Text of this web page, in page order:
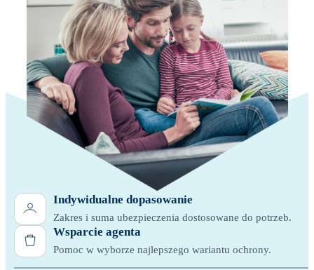
Indywidualne dopasowanie
Zakres i suma ubezpieczenia dostosowane do potrzeb.
Wsparcie agenta
Pomoc w wyborze najlepszego wariantu ochrony.